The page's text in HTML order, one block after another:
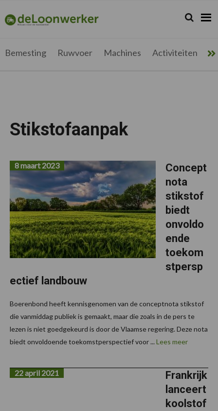
de
hoofdnavigatie
de
hoofd
de
voettekst
deloonwerker.be Zoeken...
Zoek
Bemesting Ruwvoer Machines Activiteiten
Stikstofaanpak
Concept
nota
stikstof
biedt
onvoldo
ende
toekom
stpersp
ectief landbouw
8 maart 2023
Boerenbond heeft kennisgenomen van de conceptnota stikstof
die vanmiddag publiek is gemaakt, maar die zoals in de pers te
lezen is niet goedgekeurd is door de Vlaamse regering. Deze nota
biedt onvoldoende toekomstperspectief voor ... Lees meer
Frankrijk
lanceert
koolstof
22 april 2021